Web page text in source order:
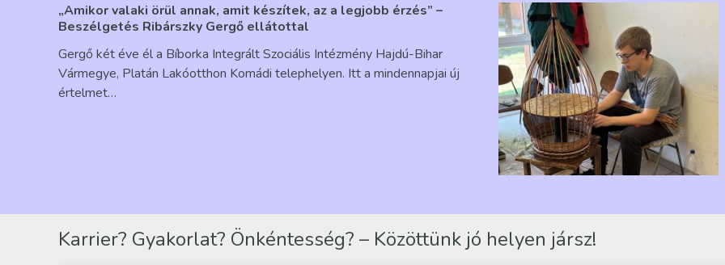
„Amikor valaki örül annak, amit készítek, az a legjobb érzés” –
Beszélgetés Ribárszky Gergő ellátottal
Gergő két éve él a Bíborka Integrált Szociális Intézmény Hajdú-Bihar
Vármegye, Platán Lakóotthon Komádi telephelyen. Itt a mindennapjai új
értelmet…
Karrier? Gyakorlat? Önkéntesség? – Közöttünk jó helyen jársz!